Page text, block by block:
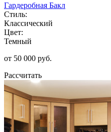
Гардеробная Бакл
Стиль:
Классический
Цвет:
Темный
от 50 000 руб.
Рассчитать